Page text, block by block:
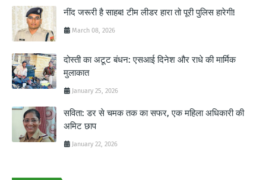
नींद जरूरी है साहब! टीम लीडर हारा तो पूरी पुलिस हारेगी!
March 08, 2026
दोस्ती का अटूट बंधन: एसआई दिनेश और राधे की मार्मिक
मुलाकात
January 25, 2026
सविता: डर से चमक तक का सफर, एक महिला अधिकारी की
अमिट छाप
January 22, 2026